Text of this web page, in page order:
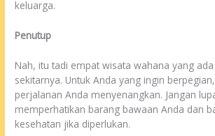
keluarga.
Penutup
Nah, itu tadi empat wisata wahana yang
sekitarnya. Untuk Anda yang ingin
perjalanan Anda menyenangkan. Jangan
memperhatikan barang bawaan Anda dan
kesehatan jika diperlukan.